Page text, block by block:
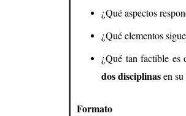
¿Qué aspectos
¿Qué elementos
¿Qué tan factible
dos disciplinasen
Formato